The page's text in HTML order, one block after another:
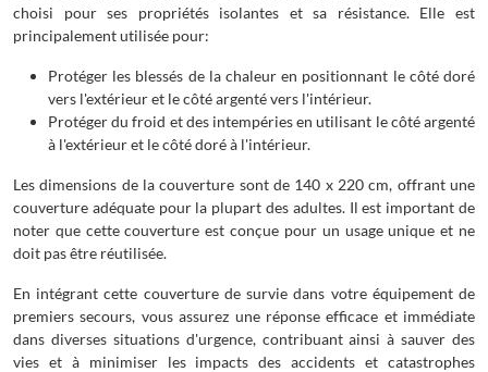
choisi pour ses propriétés isolantes et sa résistance. Elle est
principalement utilisée pour:
Protéger les blessés de la chaleur en positionnant le côté doré
vers l'extérieur et le côté argenté vers l'intérieur.
Protéger du froid et des intempéries en utilisant le côté argenté
à l'extérieur et le côté doré à l'intérieur.
Les dimensions de la couverture sont de 140 x 220 cm, offrant une
couverture adéquate pour la plupart des adultes. Il est important de
noter que cette couverture est conçue pour un usage unique et ne
doit pas être réutilisée.
En intégrant cette couverture de survie dans votre équipement de
premiers secours, vous assurez une réponse efficace et immédiate
dans diverses situations d'urgence, contribuant ainsi à sauver des
vies et à minimiser les impacts des accidents et catastrophes